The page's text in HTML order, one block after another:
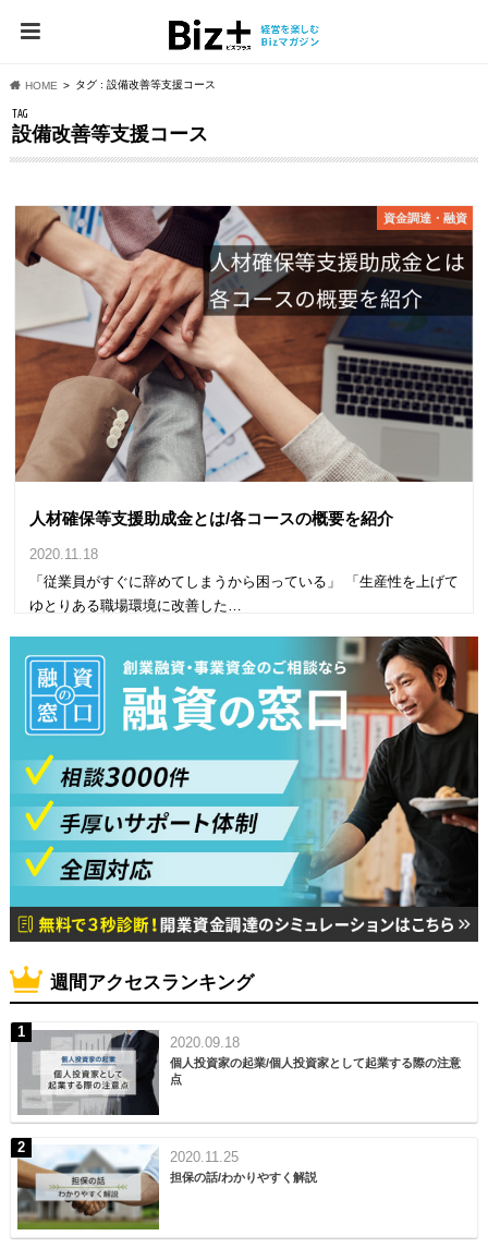
HOME タグ : 設備改善等支援コース
TAG
設備改善等支援コース
資⾦調達・融資
人材確保等支援助成金とは/各コースの概要を紹介
2020.11.18
「従業員がすぐに辞めてしまうから困っている」 「生産性を上げて
ゆとりある職場環境に改善した…
週間アクセスランキング
2020.09.18
個人投資家の起業/個人投資家として起業する際の注意
点
2020.11.25
担保の話/わかりやすく解説